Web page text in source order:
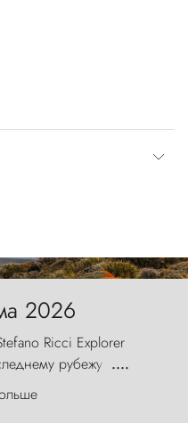
2026
Ricci Explorer
рубежу
где ветер с
ландшафт, а пики
каменные стражи,
....